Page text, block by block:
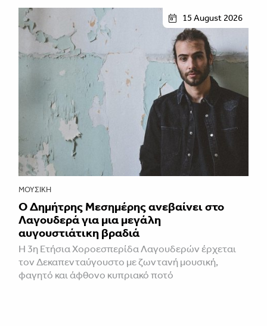
15 August 2026
ΜΟΥΣΙΚΉ
Ο Δημήτρης Μεσημέρης ανεβαίνει στο
Λαγουδερά για μια μεγάλη
αυγουστιάτικη βραδιά
Η 3η Ετήσια Χοροεσπερίδα Λαγουδερών έρχεται
τον Δεκαπενταύγουστο με ζωντανή μουσική,
φαγητό και άφθονο κυπριακό ποτό